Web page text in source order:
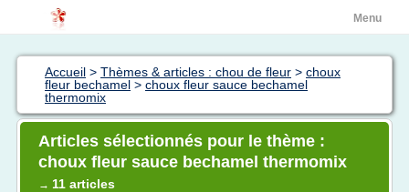
Menu
Accueil > Thèmes & articles : chou de fleur > choux
fleur bechamel > choux fleur sauce bechamel
thermomix
Articles sélectionnés pour le thème :
choux fleur sauce bechamel thermomix
→ 11 articles